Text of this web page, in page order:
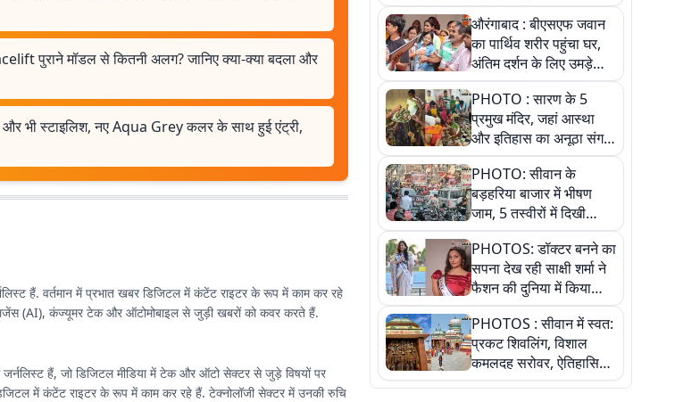
पुराने मॉडल से कितनी अलग? जानिए क्या-क्या बदला और
भी स्टाइलिश, नए Aqua Grey कलर के साथ हुई एंट्री,
हैं. वर्तमान में प्रभात खबर डिजिटल में कंटेंट राइटर के रूप में काम कर रहे
(AI), कंज्यूमर टेक और ऑटोमोबाइल से जुड़ी खबरों को कवर करते हैं.
हैं, जो डिजिटल मीडिया में टेक और ऑटो सेक्टर से जुड़े विषयों पर
में कंटेंट राइटर के रूप में काम कर रहे हैं. टेक्नोलॉजी सेक्टर में उनकी रुचि
नए स्टेडियम की पूरी कहानी
औरंगाबाद : बीएसएफ जवान
का पार्थिव शरीर पहुंचा घर,
अंतिम दर्शन के लिए उमड़े
लोग
PHOTO : सारण के 5
प्रमुख मंदिर, जहां आस्था
और इतिहास का अनूठा संगम,
तस्वीरों में जानिए
PHOTO: सीवान के
बड़हरिया बाजार में भीषण
जाम, 5 तस्वीरों में दिखी
अव्यवस्था
PHOTOS: डॉक्टर बनने का
सपना देख रही साक्षी शर्मा ने
फैशन की दुनिया में किया
कमाल,जानिए बेगूसराय की
बेटी ने कैसे दी अपने सपनों
को उड़ान
PHOTOS : सीवान में स्वत:
प्रकट शिवलिंग, विशाल
कमलदह सरोवर, ऐतिहासिक
महेंद्रनाथ मंदिर और घंटाघर